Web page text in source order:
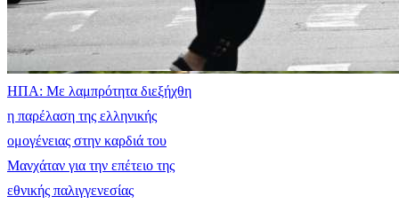
ΗΠΑ: Με λαμπρότητα διεξήχθη
η παρέλαση της ελληνικής
ομογένειας στην καρδιά του
Μανχάταν για την επέτειο της
εθνικής παλιγγενεσίας